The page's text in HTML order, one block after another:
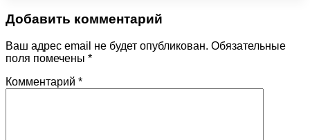
Добавить комментарий
Ваш адрес email не будет опубликован. Обязательные
поля помечены *
Комментарий *